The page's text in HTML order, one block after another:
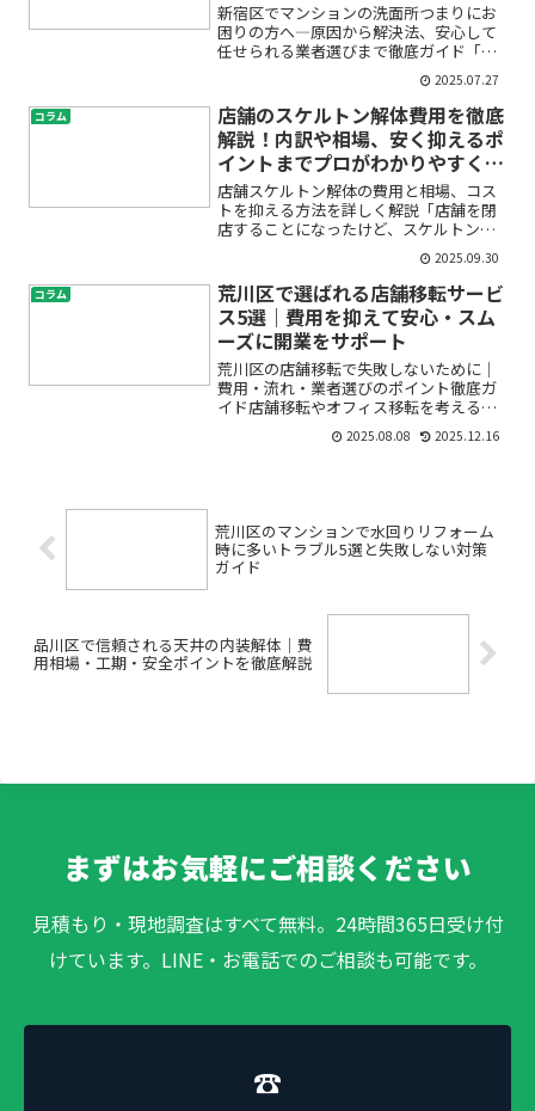
新宿区でマンションの洗面所つまりにお
困りの方へ―原因から解決法、安心して
任せられる業者選びまで徹底ガイド「洗
面所の排水が急に流れなくなってしまっ
た」「水が逆流してきて困っている」
「業者を呼ぶべきか、どこまで自分で直
せるのか分からず不安」新宿...
2025.07.27
コラム
店舗のスケルトン解体費用を徹底
解説！内訳や相場、安く抑えるポ
イントまでプロがわかりやすく解
説
店舗スケルトン解体の費用と相場、コス
トを抑える方法を詳しく解説「店舗を閉
店することになったけど、スケルトン解
体って何？どれくらいの費用がかかる
の？」「内装の撤去や改装を考えている
けど、専門用語や料金体系がわからなく
て不安…」そんなお悩みをお...
2025.09.30
コラム
荒川区で選ばれる店舗移転サービ
ス5選｜費用を抑えて安心・スム
ーズに開業をサポート
荒川区の店舗移転で失敗しないために｜
費用・流れ・業者選びのポイント徹底ガ
イド店舗移転やオフィス移転を考える
と、「どこに頼めば安心？」「費用はど
れくらいかかる？」「スムーズに営業で
2025.08.08 2025.12.16
荒川区のマンションで水回りリフォーム
時に多いトラブル5選と失敗しない対策
ガイド
品川区で信頼される天井の内装解体｜費
用相場・工期・安全ポイントを徹底解説
まずはお気軽にご相談ください
見積もり・現地調査はすべて無料。24時間365日受け付
けています。LINE・お電話でのご相談も可能です。
☎